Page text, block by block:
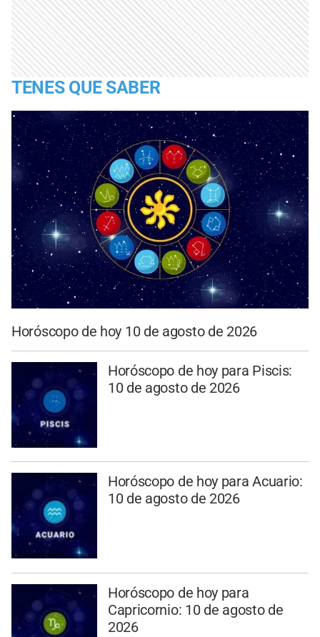
TENES QUE SABER
Horóscopo de hoy 10 de agosto de 2026
Horóscopo de hoy para Piscis:
10 de agosto de 2026
Horóscopo de hoy para Acuario:
10 de agosto de 2026
Horóscopo de hoy para
Capricornio: 10 de agosto de
2026